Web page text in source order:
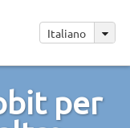
Italiano
per